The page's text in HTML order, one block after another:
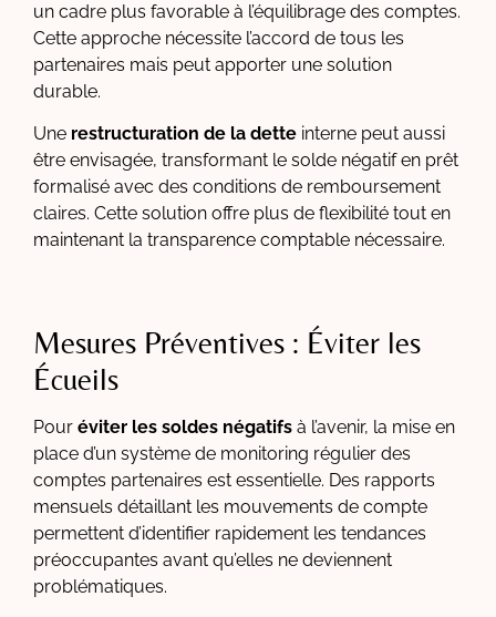
un cadre plus favorable à l’équilibrage des comptes.
Cette approche nécessite l’accord de tous les
partenaires mais peut apporter une solution
durable.
Une restructuration de la dette interne peut aussi
être envisagée, transformant le solde négatif en prêt
formalisé avec des conditions de remboursement
claires. Cette solution offre plus de flexibilité tout en
maintenant la transparence comptable nécessaire.
Mesures Préventives : Éviter les
Écueils
Pour éviter les soldes négatifs à l’avenir, la mise en
place d’un système de monitoring régulier des
comptes partenaires est essentielle. Des rapports
mensuels détaillant les mouvements de compte
permettent d’identifier rapidement les tendances
préoccupantes avant qu’elles ne deviennent
problématiques.